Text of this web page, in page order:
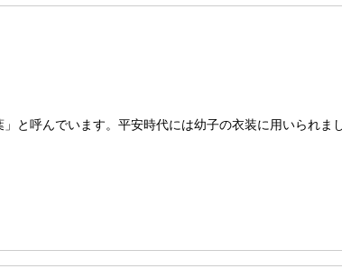
と呼んでいます。平安時代には幼子の衣装に用いられま